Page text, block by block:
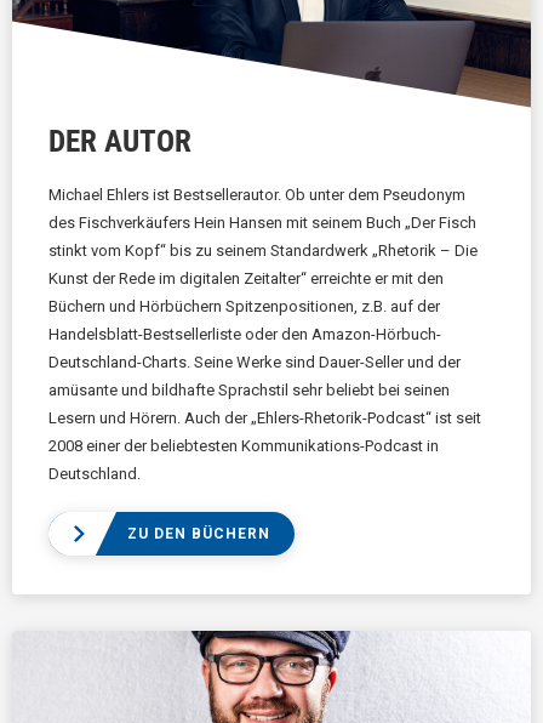
DER AUTOR
Michael Ehlers ist Bestsellerautor. Ob unter dem Pseudonym
des Fischverkäufers Hein Hansen mit seinem Buch „Der Fisch
stinkt vom Kopf“ bis zu seinem Standardwerk „Rhetorik – Die
Kunst der Rede im digitalen Zeitalter“ erreichte er mit den
Büchern und Hörbüchern Spitzenpositionen, z.B. auf der
Handelsblatt-Bestsellerliste oder den Amazon-Hörbuch-
Deutschland-Charts. Seine Werke sind Dauer-Seller und der
amüsante und bildhafte Sprachstil sehr beliebt bei seinen
Lesern und Hörern. Auch der „Ehlers-Rhetorik-Podcast“ ist seit
2008 einer der beliebtesten Kommunikations-Podcast in
Deutschland.
ZU DEN BÜCHERN